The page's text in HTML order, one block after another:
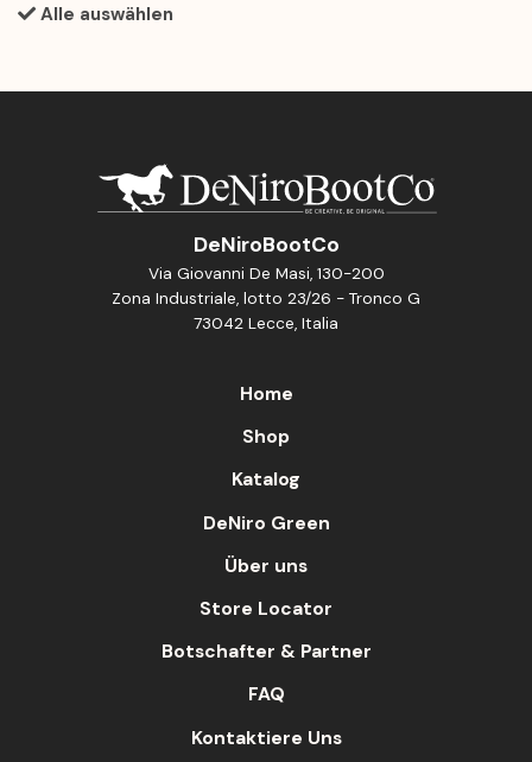
Alle auswählen
DeNiroBootCo
Via Giovanni De Masi, 130-200
Zona Industriale, lotto 23/26 - Tronco G
73042 Lecce, Italia
Home
Shop
Katalog
DeNiro Green
Über uns
Store Locator
Botschafter & Partner
FAQ
Kontaktiere Uns